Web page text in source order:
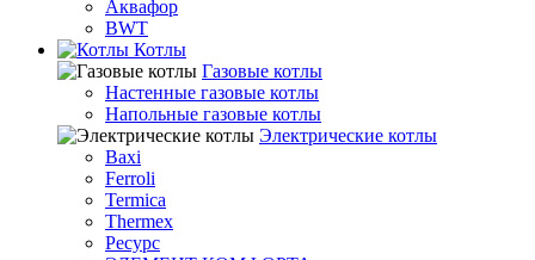
Аквафор
BWT
Котлы
Гaзовые котлы
Настенные газовые котлы
Напольные газовые котлы
Электрические котлы
Baxi
Ferroli
Termica
Thermex
Ресурс